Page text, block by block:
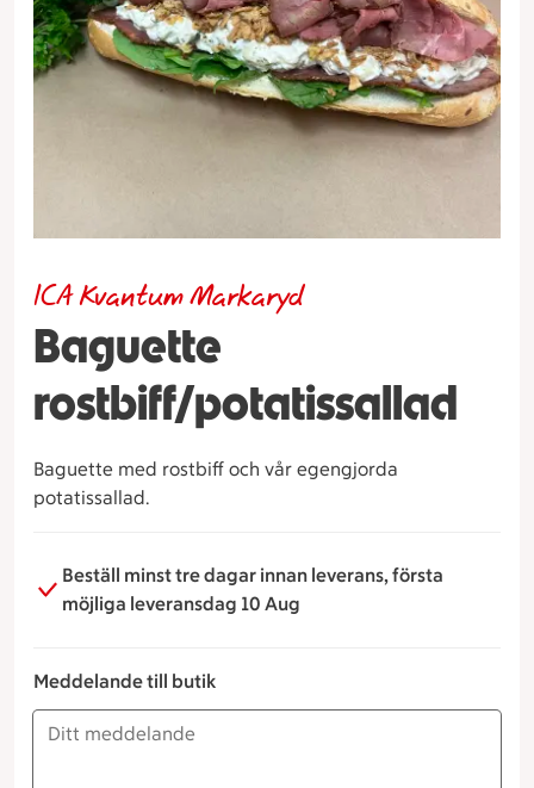
Baguette
rostbiff/potatissallad
ICA Kvantum Markaryd
Baguette med rostbiff och vår egengjorda
potatissallad.
Beställ minst tre dagar innan leverans, första
möjliga leveransdag 10 Aug
Meddelande till butik